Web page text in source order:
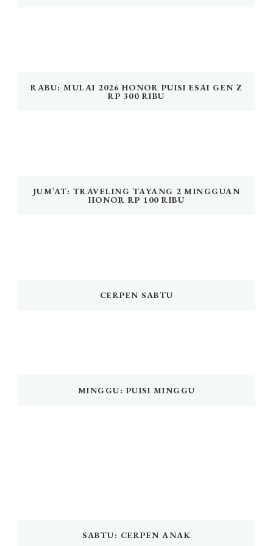
RABU: MULAI 2026 HONOR PUISI ESAI GEN Z
RP 300 RIBU
JUM’AT: TRAVELING TAYANG 2 MINGGUAN
HONOR RP 100 RIBU
CERPEN SABTU
MINGGU: PUISI MINGGU
SABTU: CERPEN ANAK